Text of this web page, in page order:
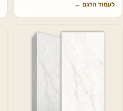
לעמוד הדגם ←